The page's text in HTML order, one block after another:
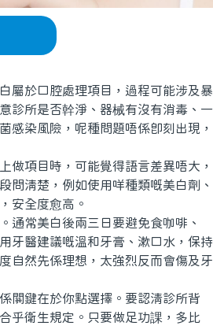
於口腔處理項目，過程可能涉及暴
診所是否幹淨、器械有沒有消毒、一
感染風險，呢種問題唔係即刻出現，
項目時，可能覺得語言差異唔大，
問清楚，例如使用咩種類嘅美白劑、
安全度愈高。
常美白後兩三日要避免食咖啡、
牙醫建議嘅溫和牙膏、漱口水，保持
自然先係理想，太強烈反而會傷及牙
鍵在於你點選擇。要認清診所背
乎衛生規定。只要做足功課，多比